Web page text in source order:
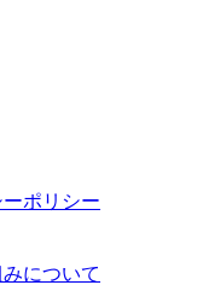
ポリシー
について